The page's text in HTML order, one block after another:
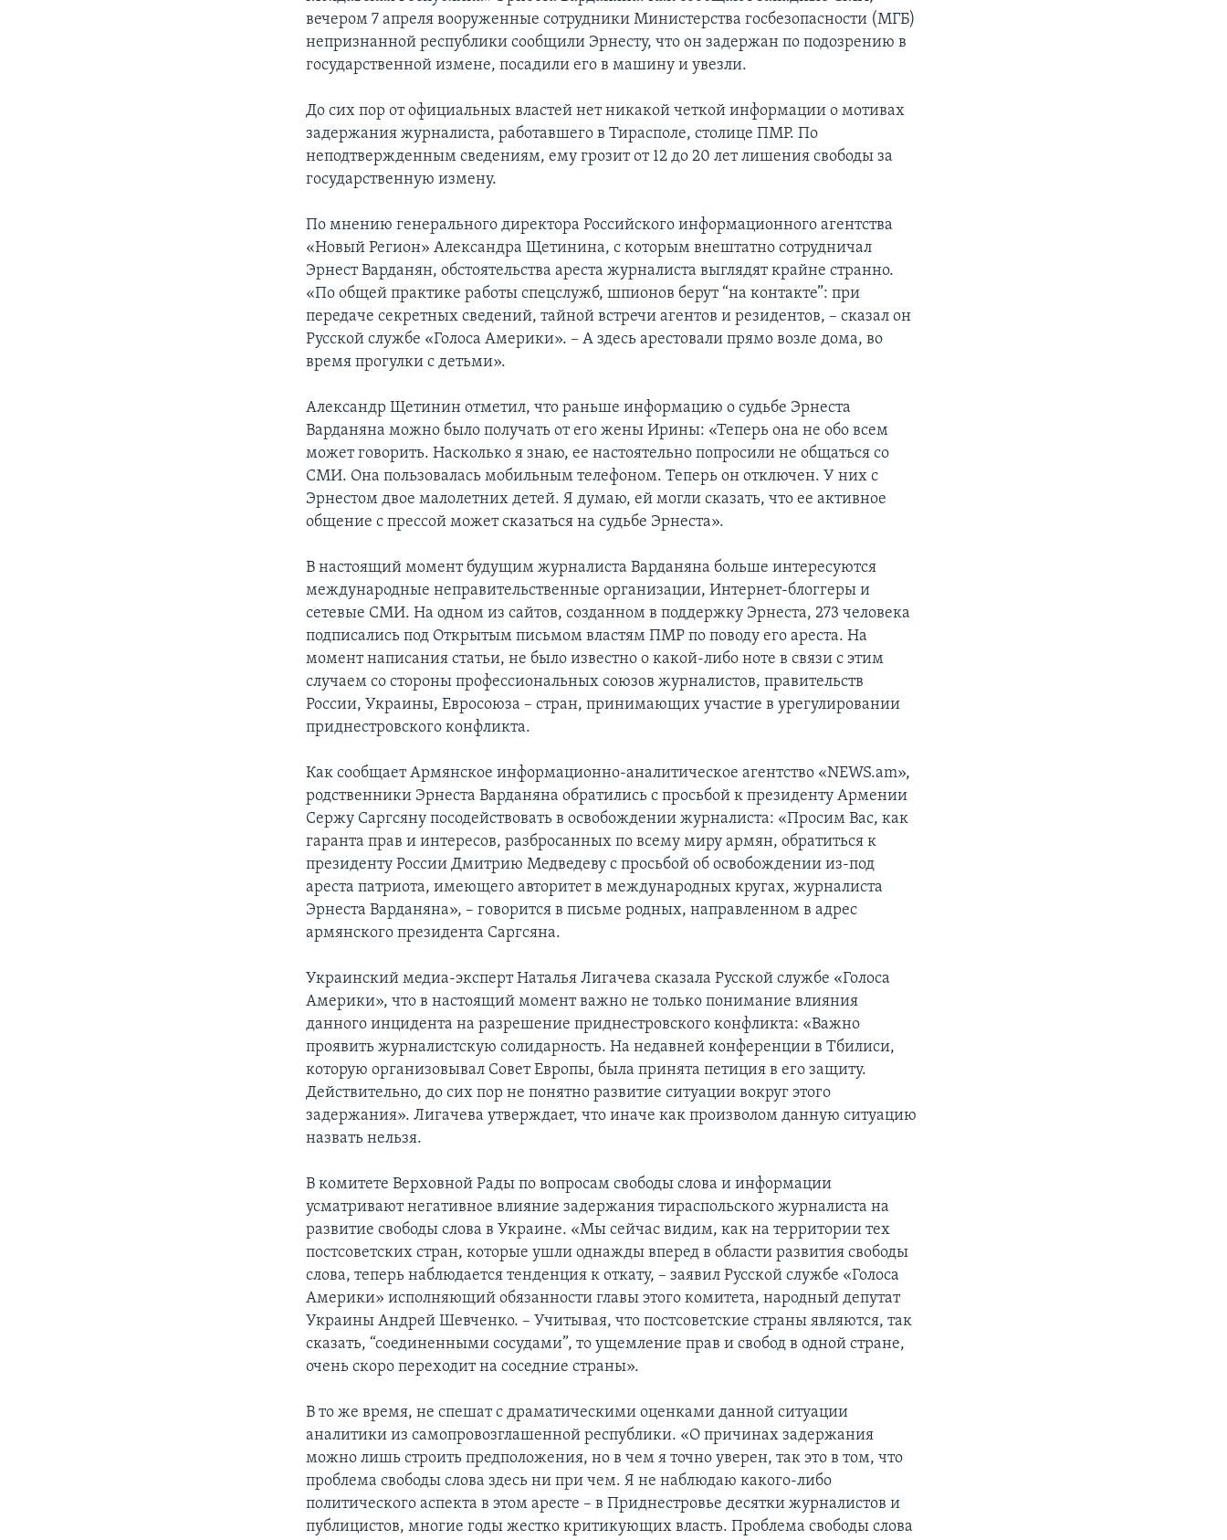
вечером 7 апреля вооруженные сотрудники Министерства госбезопасности (МГБ)
непризнанной республики сообщили Эрнесту, что он задержан по подозрению в
государственной измене, посадили его в машину и увезли.
До сих пор от официальных властей нет никакой четкой информации о мотивах
задержания журналиста, работавшего в Тирасполе, столице ПМР. По
неподтвержденным сведениям, ему грозит от 12 до 20 лет лишения свободы за
государственную измену.
По мнению генерального директора Российского информационного агентства
«Новый Регион» Александра Щетинина, с которым внештатно сотрудничал
Эрнест Варданян, обстоятельства ареста журналиста выглядят крайне странно.
«По общей практике работы спецслужб, шпионов берут “на контакте”: при
передаче секретных сведений, тайной встречи агентов и резидентов, – сказал он
Русской службе «Голоса Америки». – А здесь арестовали прямо возле дома, во
время прогулки с детьми».
Александр Щетинин отметил, что раньше информацию о судьбе Эрнеста
Варданяна можно было получать от его жены Ирины: «Теперь она не обо всем
может говорить. Насколько я знаю, ее настоятельно попросили не общаться со
СМИ. Она пользовалась мобильным телефоном. Теперь он отключен. У них с
Эрнестом двое малолетних детей. Я думаю, ей могли сказать, что ее активное
общение с прессой может сказаться на судьбе Эрнеста».
В настоящий момент будущим журналиста Варданяна больше интересуются
международные неправительственные организации, Интернет-блоггеры и
сетевые СМИ. На одном из сайтов, созданном в поддержку Эрнеста, 273 человека
подписались под Открытым письмом властям ПМР по поводу его ареста. На
момент написания статьи, не было известно о какой-либо ноте в связи с этим
случаем со стороны профессиональных союзов журналистов, правительств
России, Украины, Евросоюза – стран, принимающих участие в урегулировании
приднестровского конфликта.
Как сообщает Армянское информационно-аналитическое агентство «NEWS.am»,
родственники Эрнеста Варданяна обратились с просьбой к президенту Армении
Сержу Саргсяну посодействовать в освобождении журналиста: «Просим Вас, как
гаранта прав и интересов, разбросанных по всему миру армян, обратиться к
президенту России Дмитрию Медведеву с просьбой об освобождении из-под
ареста патриота, имеющего авторитет в международных кругах, журналиста
Эрнеста Варданяна», – говорится в письме родных, направленном в адрес
армянского президента Саргсяна.
Украинский медиа-эксперт Наталья Лигачева сказала Русской службе «Голоса
Америки», что в настоящий момент важно не только понимание влияния
данного инцидента на разрешение приднестровского конфликта: «Важно
проявить журналистскую солидарность. На недавней конференции в Тбилиси,
которую организовывал Совет Европы, была принята петиция в его защиту.
Действительно, до сих пор не понятно развитие ситуации вокруг этого
задержания». Лигачева утверждает, что иначе как произволом данную ситуацию
назвать нельзя.
В комитете Верховной Рады по вопросам свободы слова и информации
усматривают негативное влияние задержания тираспольского журналиста на
развитие свободы слова в Украине. «Мы сейчас видим, как на территории тех
постсоветских стран, которые ушли однажды вперед в области развития свободы
слова, теперь наблюдается тенденция к откату, – заявил Русской службе «Голоса
Америки» исполняющий обязанности главы этого комитета, народный депутат
Украины Андрей Шевченко. – Учитывая, что постсоветские страны являются, так
сказать, “соединенными сосудами”, то ущемление прав и свобод в одной стране,
очень скоро переходит на соседние страны».
В то же время, не спешат с драматическими оценками данной ситуации
аналитики из самопровозглашенной республики. «О причинах задержания
можно лишь строить предположения, но в чем я точно уверен, так это в том, что
проблема свободы слова здесь ни при чем. Я не наблюдаю какого-либо
политического аспекта в этом аресте – в Приднестровье десятки журналистов и
публицистов, многие годы жестко критикующих власть. Проблема свободы слова